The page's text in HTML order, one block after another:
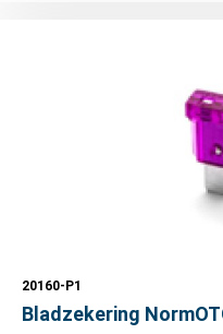
20160-P1
Bladzekering